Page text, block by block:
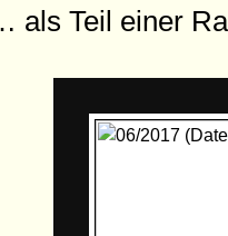
als Teil einer